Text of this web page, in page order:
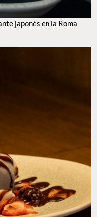
japonés en la Roma